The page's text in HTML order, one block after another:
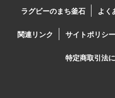
ラグビーのまち釜石 よく
関連リンク サイトポリシー
特定商取引法